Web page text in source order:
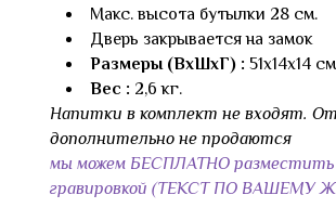
Макс. высота бутылки 28 см.
Дверь закрывается на замок
Размеры (ВхШхГ) : 51х14х14
Вес : 2,6 кг.
Напитки в комплект не входят.
дополнительно не продаются
мы можем БЕСПЛАТНО разместить
гравировкой (ТЕКСТ ПО ВАШЕМУ